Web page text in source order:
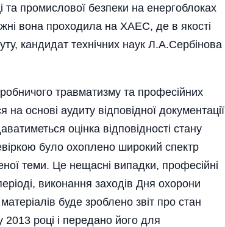
та промислової без­пеки на енергоблоках
вона про­ходила на ХАЕС, де в якості
кандидат технічних наук Л.А.Сер­бінова
трав­матизму та професійних
ос­нові аудиту відповідної до­кумен­тації
оцінка відпо­відності стану
було охоплено широкий спектр
теми. Це нещасні випадки, професійні
виконання заходів Дня охорони
буде зроб­лено звіт про стан
2013 році і передано його для